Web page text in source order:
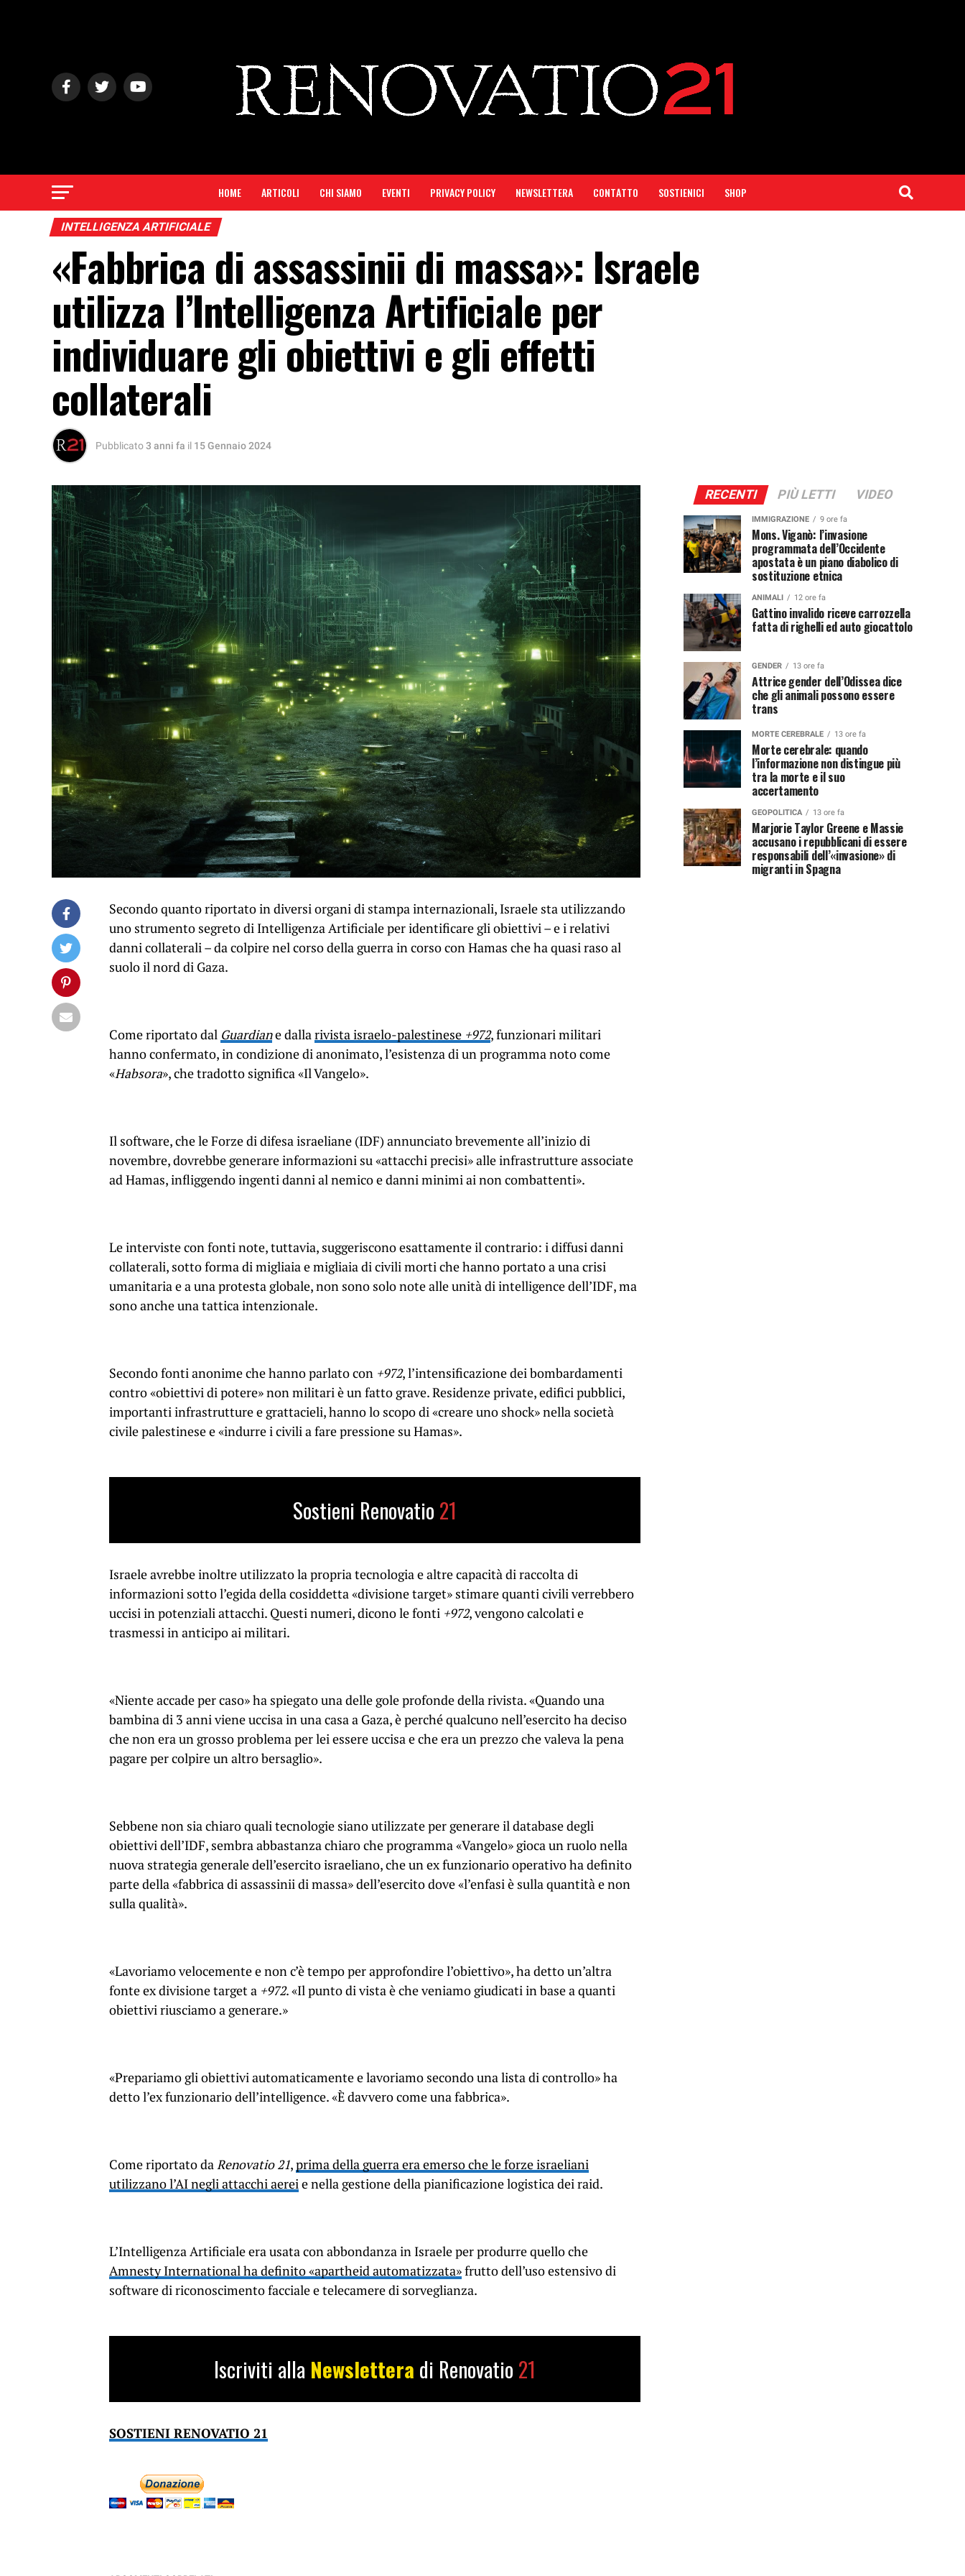
HOME ARTICOLI CHI SIAMO EVENTI PRIVACY POLICY NEWSLETTERA CONTATTO SOSTIENICI SHOP
INTELLIGENZA ARTIFICIALE
«Fabbrica di assassinii di massa»: Israele
utilizza l’Intelligenza Artificiale per
individuare gli obiettivi e gli effetti
collaterali
Pubblicato3 anni fa il 15 Gennaio 2024
Secondo quanto riportato in diversi organi di stampa internazionali, Israele sta utilizzando
uno strumento segreto di Intelligenza Artificiale per identificare gli obiettivi – e i relativi
danni collaterali – da colpire nel corso della guerra in corso con Hamas che ha quasi raso al
suolo il nord di Gaza.
Come riportato dal Guardiane dallarivista israelo-palestinese +972, funzionari militari
hanno confermato, in condizione di anonimato, l’esistenza di un programma noto come
«Habsora», che tradotto significa «Il Vangelo».
Il software, che le Forze di difesa israeliane (IDF) annunciato brevemente all’inizio di
novembre, dovrebbe generare informazioni su «attacchi precisi» alle infrastrutture associate
ad Hamas, infliggendo ingenti danni al nemico e danni minimi ai non combattenti».
Le interviste con fonti note, tuttavia, suggeriscono esattamente il contrario: i diffusi danni
collaterali, sotto forma di migliaia e migliaia di civili morti che hanno portato a una crisi
umanitaria e a una protesta globale, non sono solo note alle unità di intelligence dell’IDF, ma
sono anche una tattica intenzionale.
Secondo fonti anonime che hanno parlato con +972, l’intensificazione dei bombardamenti
contro «obiettivi di potere» non militari è un fatto grave. Residenze private, edifici pubblici,
importanti infrastrutture e grattacieli, hanno lo scopo di «creare uno shock» nella società
civile palestinese e «indurre i civili a fare pressione su Hamas».
Sostieni Renovatio 21
Israele avrebbe inoltre utilizzato la propria tecnologia e altre capacità di raccolta di
informazioni sotto l’egida della cosiddetta «divisione target» stimare quanti civili verrebbero
uccisi in potenziali attacchi. Questi numeri, dicono le fonti +972, vengono calcolati e
trasmessi in anticipo ai militari.
«Niente accade per caso» ha spiegato una delle gole profonde della rivista. «Quando una
bambina di 3 anni viene uccisa in una casa a Gaza, è perché qualcuno nell’esercito ha deciso
che non era un grosso problema per lei essere uccisa e che era un prezzo che valeva la pena
pagare per colpire un altro bersaglio».
Sebbene non sia chiaro quali tecnologie siano utilizzate per generare il database degli
obiettivi dell’IDF, sembra abbastanza chiaro che programma «Vangelo» gioca un ruolo nella
nuova strategia generale dell’esercito israeliano, che un ex funzionario operativo ha definito
parte della «fabbrica di assassinii di massa» dell’esercito dove «l’enfasi è sulla quantità e non
sulla qualità».
«Lavoriamo velocemente e non c’è tempo per approfondire l’obiettivo», ha detto un’altra
fonte ex divisione target a +972. «Il punto di vista è che veniamo giudicati in base a quanti
obiettivi riusciamo a generare.»
«Prepariamo gli obiettivi automaticamente e lavoriamo secondo una lista di controllo» ha
detto l’ex funzionario dell’intelligence. «È davvero come una fabbrica».
Come riportato daRenovatio 21,prima della guerra era emerso che le forze israeliani
utilizzano l’AI negli attacchi aereie nella gestione della pianificazione logistica dei raid.
L’Intelligenza Artificiale era usata con abbondanza in Israele per produrre quello che
Amnesty International ha definito «apartheid automatizzata»frutto dell’uso estensivo di
software di riconoscimento facciale e telecamere di sorveglianza.
Iscriviti alla Newslettera di Renovatio 21
SOSTIENI RENOVATIO 21
RECENTI PIÙ LETTI VIDEO
IMMIGRAZIONE 9 ore fa
Mons. Viganò: l’invasione
programmata dell’Occidente
apostata è un piano diabolico di
sostituzione etnica
ANIMALI 12 ore fa
Gattino invalido riceve carrozzella
fatta di righelli ed auto giocattolo
GENDER 13 ore fa
Attrice gender dell’Odissea dice
che gli animali possono essere
trans
MORTE CEREBRALE 13 ore fa
Morte cerebrale: quando
l’informazione non distingue più
tra la morte e il suo
accertamento
GEOPOLITICA 13 ore fa
Marjorie Taylor Greene e Massie
accusano i repubblicani di essere
responsabili dell’«invasione» di
migranti in Spagna